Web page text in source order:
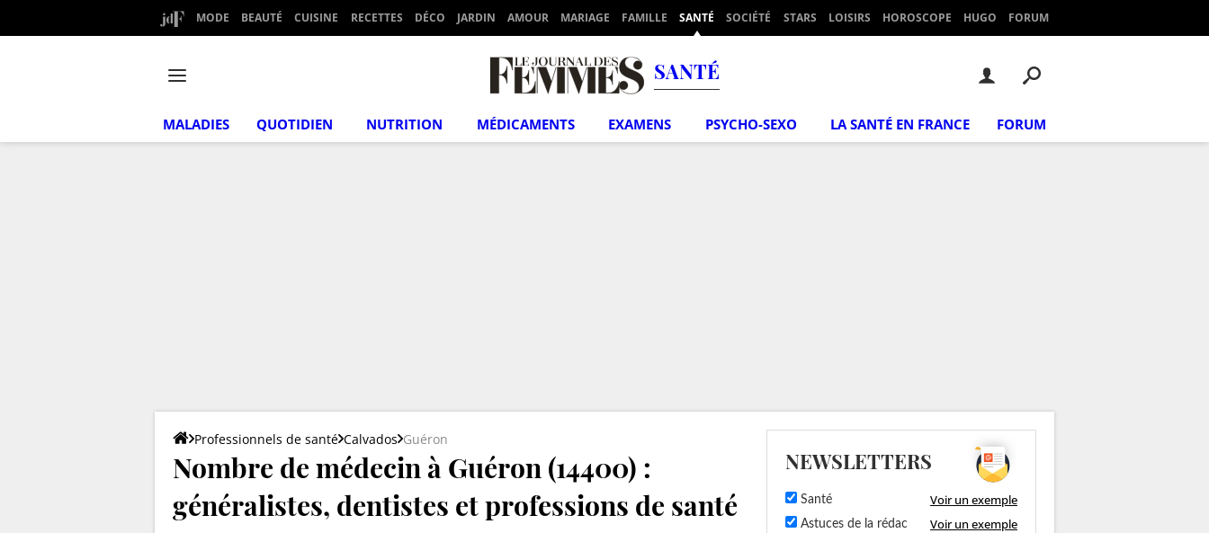
MODE BEAUTÉ CUISINE RECETTES DÉCO JARDIN AMOUR MARIAGE FAMILLE SANTÉ SOCIÉTÉ STARS LOISIRS HOROSCOPE HUGO FORUM
SANTÉ
MALADIES QUOTIDIEN NUTRITION MÉDICAMENTS EXAMENS PSYCHO-SEXO LA SANTÉ EN FRANCE FORUM
Professionnels de santé Calvados Guéron
Nombre de médecin à Guéron (14400) :
généralistes, dentistes et professions de santé
NEWSLETTERS
Santé Voir un exemple
Astuces de la rédac Voir un exemple